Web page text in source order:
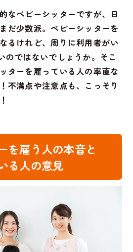
なベビーシッターですが、日
だ少数派。ベビーシッターを
るけれど、周りに利用者がい
のではないでしょうか。そこ
ターを雇っている人の率直な
不満点や注意点も、こっそり
を雇う人の本音と
る人の意見